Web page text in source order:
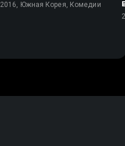
2016, Южная Корея, Комедии